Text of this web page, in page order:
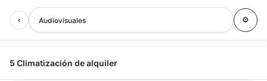
‹ Audiovisuales ⚙
5 Climatización de alquiler